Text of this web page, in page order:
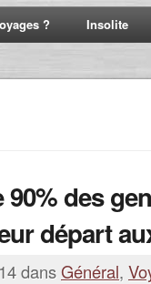
? Insolite
90% des
départ
dans Général,